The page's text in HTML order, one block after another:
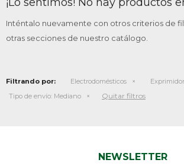
Inténtalo nuevamente con otros criterios de
otras secciones de nuestro catálogo.
Filtrando por: Electrodomésticos
Tipo de envío: Mediano Quitar filtros
NEWSLETTER